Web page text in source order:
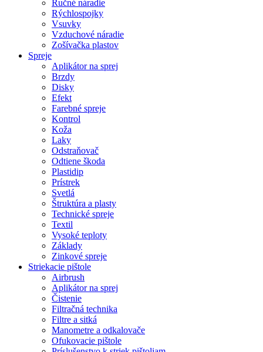
Ručné náradie
Rýchlospojky
Vsuvky
Vzduchové náradie
Zošívačka plastov
Spreje
Aplikátor na sprej
Brzdy
Disky
Efekt
Farebné spreje
Kontrol
Koža
Laky
Odstraňovač
Odtiene škoda
Plastidip
Prístrek
Svetlá
Štruktúra a plasty
Technické spreje
Textil
Vysoké teploty
Základy
Zinkové spreje
Striekacie pištole
Airbrush
Aplikátor na sprej
Čistenie
Filtračná technika
Filtre a sitká
Manometre a odkalovače
Ofukovacie pištole